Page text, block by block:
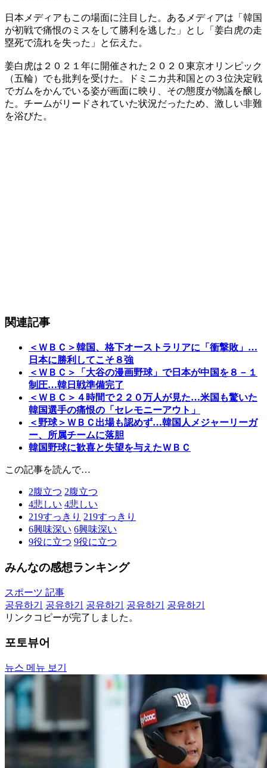
日本メディアもこの場面に注目した。あるメディアは「韓国
が初戦で痛恨のミスをして勝利を逃した」とし「姜白虎の走
塁死で流れを失った」と伝えた。
姜白虎は２０２１年に開催された２０２０東京オリンピック
（五輪）でも批判を受けた。ドミニカ共和国との３位決定戦
でガムをかんでいる姿が画面に映り、その態度が物議を醸し
た。チームがリードされていた状況だったため、激しい非難
を浴びた。
関連記事
＜ＷＢＣ＞韓国、格下オーストラリアに「衝撃敗」…
日本に勝利してこそ８強
＜ＷＢＣ＞「大谷の漫画野球」で日本が中国を８－１
制圧…韓日戦準備完了
＜ＷＢＣ＞４時間で２２０万人が見た…米国も驚いた
韓国選手の痛恨の「セレモニーアウト」
＜野球＞ＷＢＣ出場も認めず…韓国人メジャーリーガ
ー、所属チームに落胆
韓国野球に歓喜と失望を与えたＷＢＣ
この記事を読んで…
2腹立つ 2腹立つ
4悲しい 4悲しい
219すっきり 219すっきり
6興味深い 6興味深い
9役に立つ 9役に立つ
みんなの感想ランキング
スポーツ 記事
공유하기
공유하기 공유하기 공유하기
공유하기
リンクコピーが完了しました。
포토뷰어
뉴스 메뉴 보기